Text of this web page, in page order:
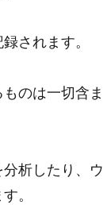
されます。
のは一切含ま
析したり、ウ
。